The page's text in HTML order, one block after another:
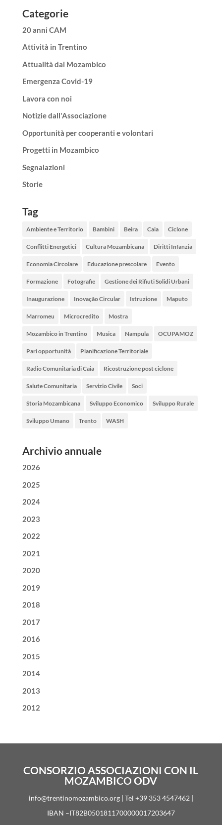
Categorie
20 anni CAM
Attività in Trentino
Attualità dal Mozambico
Emergenza Covid-19
Lavora con noi
Notizie dall'Associazione
Opportunità per cooperanti e volontari
Progetti in Mozambico
Segnalazioni
Storie
Tag
Ambiente e Territorio Bambini Beira Caia Ciclone
Conflitti Energetici Cultura Mozambicana Diritti Infanzia
Economia Circolare Educazione prescolare Evento
Formazione Fotografie Gestione dei Rifiuti Solidi Urbani
Inaugurazione Inovação Circular Istruzione Maputo
Marromeu Microcredito Mostra
Mozambico in Trentino Musica Nampula OCUPAMOZ
Pari opportunità Pianificazione Territoriale
Radio Comunitaria di Caia Ricostruzione post ciclone
Salute Comunitaria Servizio Civile Soci
Storia Mozambicana Sviluppo Economico Sviluppo Rurale
Sviluppo Umano Trento WASH
Archivio annuale
2026
2025
2024
2023
2022
2021
2020
2019
2018
2017
2016
2015
2014
2013
2012
CONSORZIO ASSOCIAZIONI CON IL
MOZAMBICO ODV
info@trentinomozambico.org | Tel +39 353 4547462 |
IBAN –IT82B0501811700000017203647